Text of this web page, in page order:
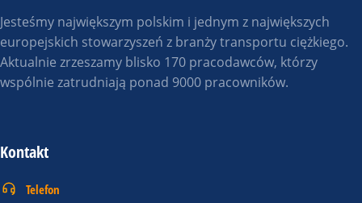
Jesteśmy największym polskim i jednym z największych
europejskich stowarzyszeń z branży transportu ciężkiego.
Aktualnie zrzeszamy blisko 170 pracodawców, którzy
wspólnie zatrudniają ponad 9000 pracowników.
Kontakt
Telefon